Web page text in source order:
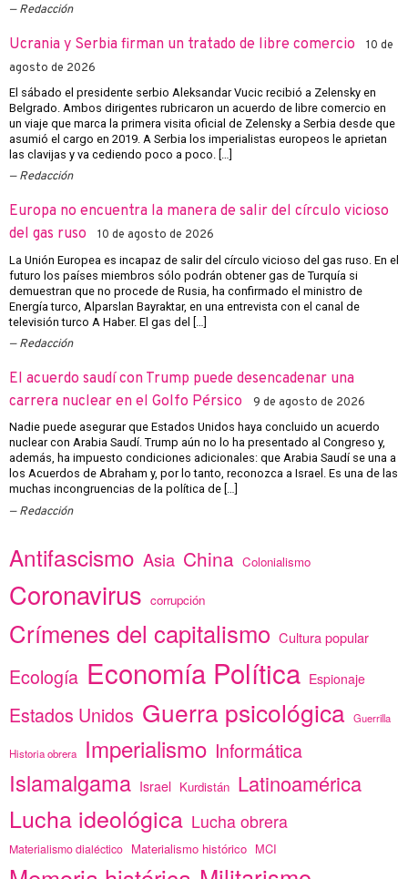
Redacción
Ucrania y Serbia firman un tratado de libre comercio
10 de
agosto de 2026
El sábado el presidente serbio Aleksandar Vucic recibió a Zelensky en
Belgrado. Ambos dirigentes rubricaron un acuerdo de libre comercio en
un viaje que marca la primera visita oficial de Zelensky a Serbia desde que
asumió el cargo en 2019. A Serbia los imperialistas europeos le aprietan
las clavijas y va cediendo poco a poco. […]
Redacción
Europa no encuentra la manera de salir del círculo vicioso
del gas ruso
10 de agosto de 2026
La Unión Europea es incapaz de salir del círculo vicioso del gas ruso. En el
futuro los países miembros sólo podrán obtener gas de Turquía si
demuestran que no procede de Rusia, ha confirmado el ministro de
Energía turco, Alparslan Bayraktar, en una entrevista con el canal de
televisión turco A Haber. El gas del […]
Redacción
El acuerdo saudí con Trump puede desencadenar una
carrera nuclear en el Golfo Pérsico
9 de agosto de 2026
Nadie puede asegurar que Estados Unidos haya concluido un acuerdo
nuclear con Arabia Saudí. Trump aún no lo ha presentado al Congreso y,
además, ha impuesto condiciones adicionales: que Arabia Saudí se una a
los Acuerdos de Abraham y, por lo tanto, reconozca a Israel. Es una de las
muchas incongruencias de la política de […]
Redacción
Antifascismo Asia China Colonialismo
Coronavirus corrupción
Crímenes del capitalismo Cultura popular
Ecología Economía Política Espionaje
Estados Unidos Guerra psicológica Guerrilla
Historia obrera Imperialismo Informática
Islamalgama Israel Kurdistán Latinoamérica
Lucha ideológica Lucha obrera
Materialismo dialéctico Materialismo histórico MCI